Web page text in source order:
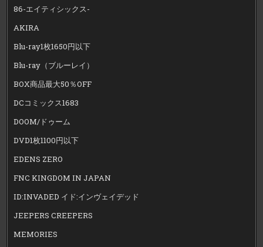
86-エイティシックス-
AKIRA
Blu-ray1枚1650円以下
Blu-ray（ブルーレイ）
BOX商品最大50％OFF
DCコミックス1683
DOOM/ドゥーム
DVD1枚1100円以下
EDENS ZERO
FNC KINGDOM IN JAPAN
ID:INVADED イド:インヴェイデッド
JEEPERS CREEPERS
MEMORIES